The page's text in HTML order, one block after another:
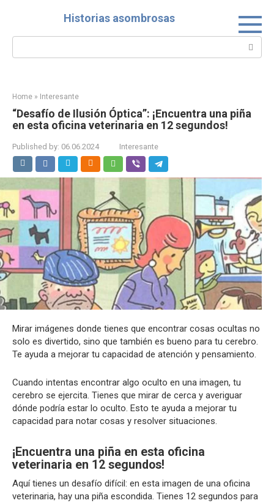
Historias asombrosas
Search:
Home » Interesante
“Desafío de Ilusión Óptica”: ¡Encuentra una piña
en esta oficina veterinaria en 12 segundos!
Published by: 06.06.2024 Interesante
Mirar imágenes donde tienes que encontrar cosas ocultas no
solo es divertido, sino que también es bueno para tu cerebro.
Te ayuda a mejorar tu capacidad de atención y pensamiento.
Cuando intentas encontrar algo oculto en una imagen, tu
cerebro se ejercita. Tienes que mirar de cerca y averiguar
dónde podría estar lo oculto. Esto te ayuda a mejorar tu
capacidad para notar cosas y resolver situaciones.
¡Encuentra una piña en esta oficina
veterinaria en 12 segundos!
Aquí tienes un desafío difícil: en esta imagen de una oficina
veterinaria, hay una piña escondida. Tienes 12 segundos para